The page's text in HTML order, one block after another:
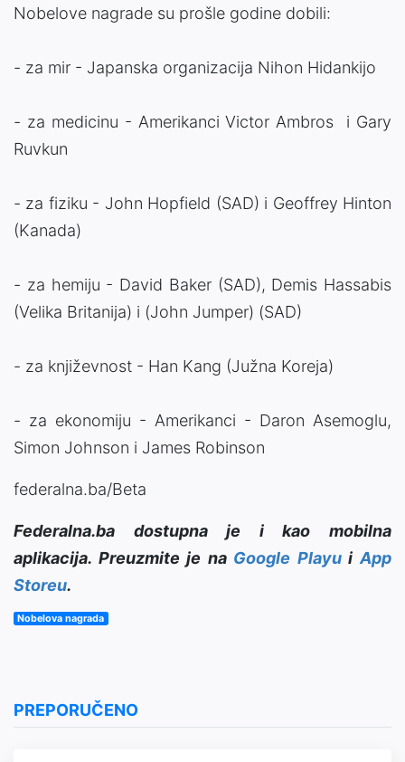
Nobelove nagrade su prošle godine dobili:
- za mir - Japanska organizacija Nihon Hidankijo
- za medicinu - Amerikanci Victor Ambros i Gary
Ruvkun
- za fiziku - John Hopfield (SAD) i Geoffrey Hinton
(Kanada)
- za hemiju - David Baker (SAD), Demis Hassabis
(Velika Britanija) i (John Jumper) (SAD)
- za književnost - Han Kang (Južna Koreja)
- za ekonomiju - Amerikanci - Daron Asemoglu,
Simon Johnson i James Robinson
federalna.ba/Beta
Federalna.ba dostupna je i kao mobilna
aplikacija. Preuzmite je na Google PlayuiApp
Storeu.
Nobelova nagrada
PREPORUČENO